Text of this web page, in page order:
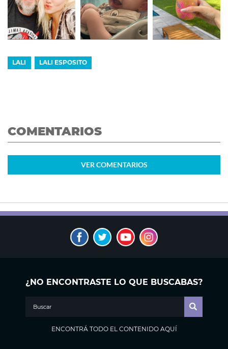
LALI LALI ESPOSITO
COMENTARIOS
VER COMENTARIOS
¿NO ENCONTRASTE LO QUE BUSCABAS?
ENCONTRÁ TODO EL CONTENIDO AQUÍ